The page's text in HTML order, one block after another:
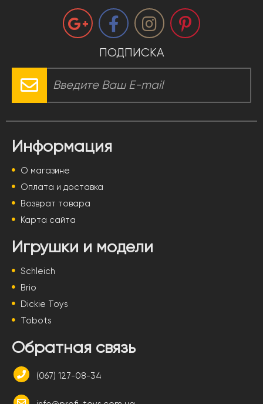
ПОДПИСКА
Информация
О магазине
Оплата и доставка
Возврат товара
Карта сайта
Игрушки и модели
Schleich
Brio
Dickie Toys
Tobots
Обратная связь
(067) 127-08-34